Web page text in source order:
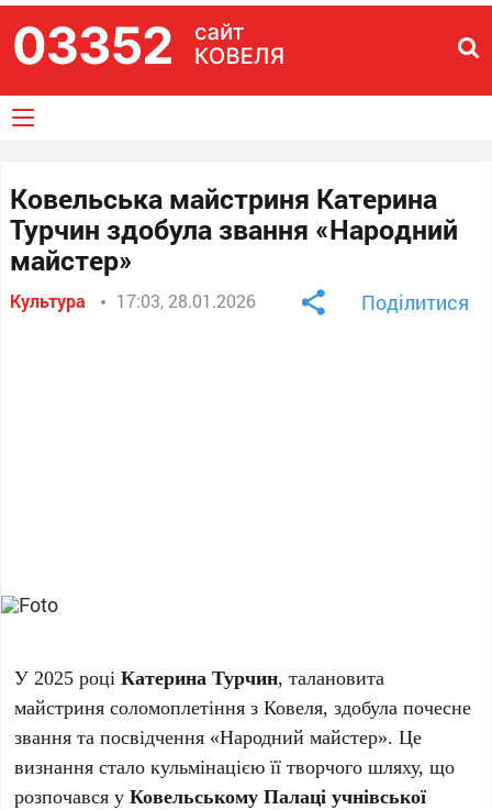
Ковельська майстриня Катерина
Турчин здобула звання «Народний
майстер»
Культура 17:03, 28.01.2026 Поділитися
У 2025 роціКатерина Турчин, талановита
майстриня соломоплетіння з Ковеля, здобула почесне
звання та посвідчення «Народний майстер». Це
визнання стало кульмінацією її творчого шляху, що
розпочався уКовельському Палаці учнівської